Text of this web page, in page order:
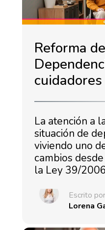
Reforma
La atención a
situación de
viviendo uno
cambios
la Ley 39/
Escrito por
Lorena